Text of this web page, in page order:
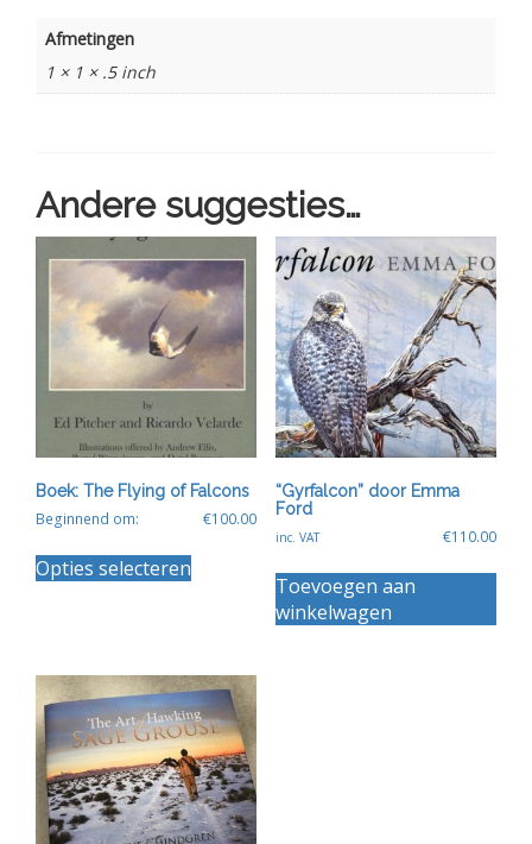
Afmetingen
1 × 1 × .5 inch
Andere suggesties…
Boek: The Flying of Falcons
Beginnend om: €100.00
Opties selecteren
optie
kan
gekozen
worden
op
de
productpagina
“Gyrfalcon” door Emma
Ford
€110.00
inc. VAT
Toevoegen aan
winkelwagen